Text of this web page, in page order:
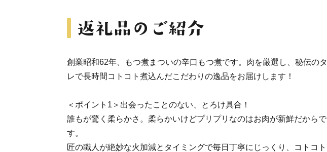
創業昭和62年、もつ煮まついの辛口もつ煮です。肉を厳選し、秘伝のタ
レで長時間コトコト煮込んだこだわりの逸品をお届けします！
＜ポイント1＞出会ったことのない、とろけ具合！
誰もが驚く柔らかさ。柔らかいけどプリプリなのはお肉が新鮮だからで
す。
匠の職人が絶妙な火加減とタイミングで毎日丁寧にじっくり、コトコト